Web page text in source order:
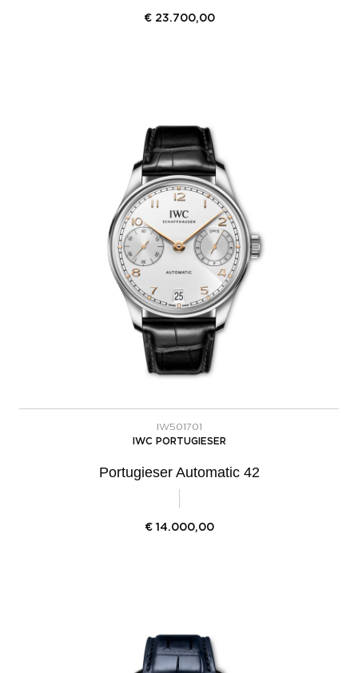
€ 23.700,00
IW501701
IWC PORTUGIESER
Portugieser Automatic 42
€ 14.000,00